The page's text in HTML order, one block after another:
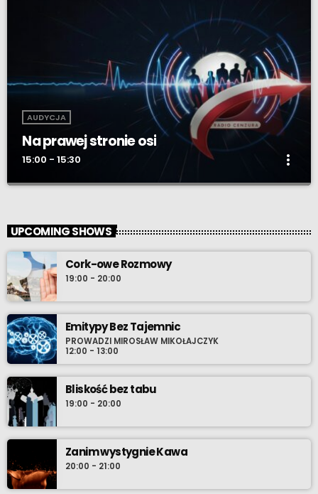
AUDYCJA
Na prawej stronie osi
15:00 - 15:30 more_vert
W cyklu „Na prawej stronie osi” podejmować będziemy tematy
trudne, często pomijane, zapraszać kolejnych gości i
sprawdzać, jak idee tradycji oraz patriotyzmu odnajdują się w
realiach XXI wieku. Emisja - w co drugą niedzielę, zapraszamy.
UPCOMING SHOWS
Cork-owe Rozmowy
19:00 - 20:00
Emitypy Bez Tajemnic
PROWADZI MIROSŁAW MIKOŁAJCZYK
12:00 - 13:00
Bliskość bez tabu
19:00 - 20:00
Zanim wystygnie Kawa
20:00 - 21:00